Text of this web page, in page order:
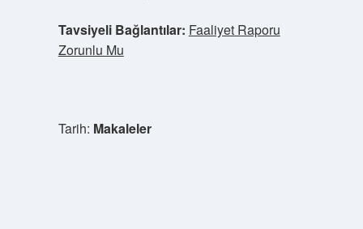
Tavsiyeli Bağlantılar: Faaliyet Raporu
Zorunlu Mu
Tarih: Makaleler